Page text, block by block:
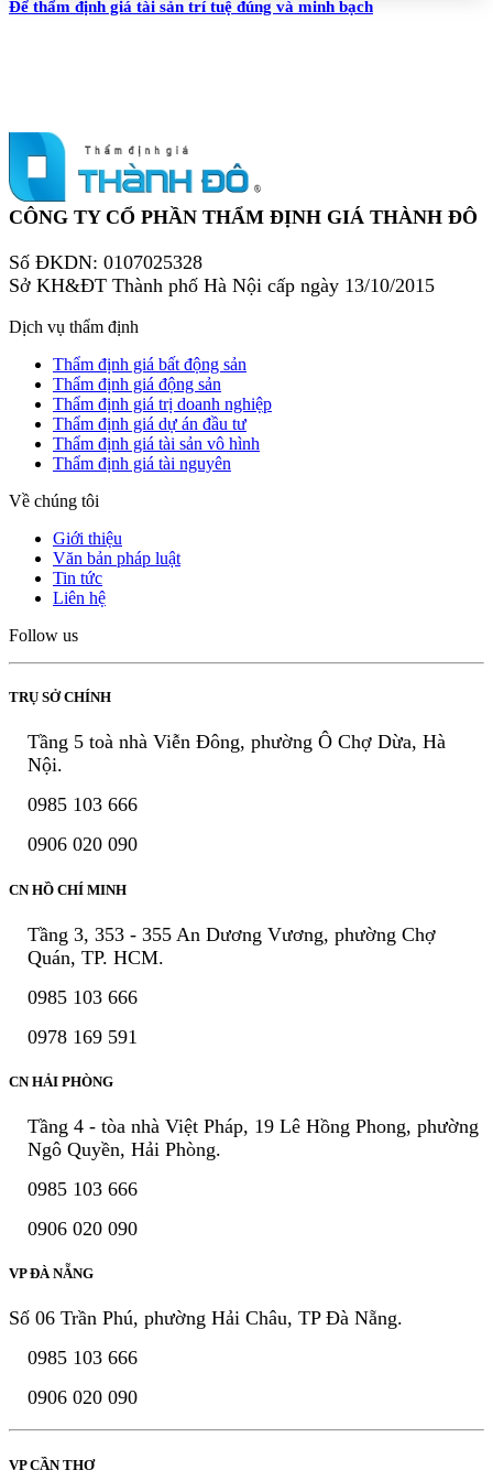
Để thẩm định giá tài sản trí tuệ đúng và minh bạch
CÔNG TY CỔ PHẦN THẨM ĐỊNH GIÁ THÀNH ĐÔ
Số ĐKDN: 0107025328
Sở KH&ĐT Thành phố Hà Nội cấp ngày 13/10/2015
Dịch vụ thẩm định
Thẩm định giá bất động sản
Thẩm định giá động sản
Thẩm định giá trị doanh nghiệp
Thẩm định giá dự án đầu tư
Thẩm định giá tài sản vô hình
Thẩm định giá tài nguyên
Về chúng tôi
Giới thiệu
Văn bản pháp luật
Tin tức
Liên hệ
Follow us
TRỤ SỞ CHÍNH
Tầng 5 toà nhà Viễn Đông, phường Ô Chợ Dừa, Hà
Nội.
0985 103 666
0906 020 090
CN HỒ CHÍ MINH
Tầng 3, 353 - 355 An Dương Vương, phường Chợ
Quán, TP. HCM.
0985 103 666
0978 169 591
CN HẢI PHÒNG
Tầng 4 - tòa nhà Việt Pháp, 19 Lê Hồng Phong, phường
Ngô Quyền, Hải Phòng.
0985 103 666
0906 020 090
VP ĐÀ NẴNG
Số 06 Trần Phú, phường Hải Châu, TP Đà Nẵng.
0985 103 666
0906 020 090
VP CẦN THƠ